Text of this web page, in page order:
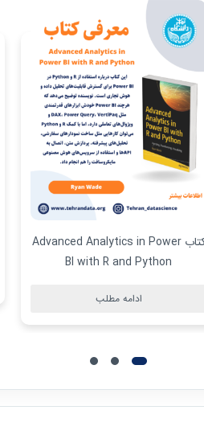
کتاب یادگیری تقویتی عمیق با پایتون